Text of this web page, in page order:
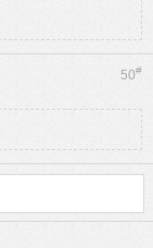
50#